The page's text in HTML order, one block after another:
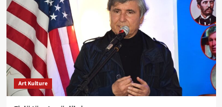
Art Kulture